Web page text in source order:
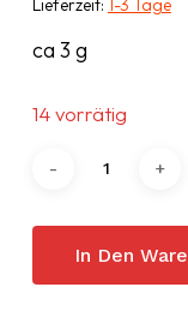
Lieferzeit: 1-3 Tage
ca 3 g
14 vorrätig
In Den